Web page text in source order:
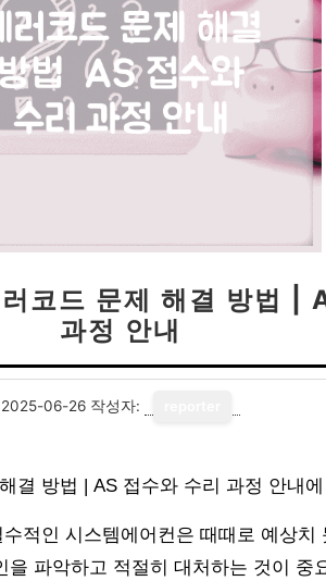
코드 문제 해결 방법 |
과정 안내
2025-06-26 작성자:
결 방법 | AS 접수와 수리 과정 안내
적인 시스템에어컨은 때때로 예상치
파악하고 적절히 대처하는 것이 중